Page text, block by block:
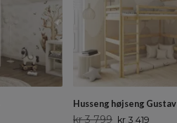
Husseng højseng Gustav
kr 3 799 kr 3 419